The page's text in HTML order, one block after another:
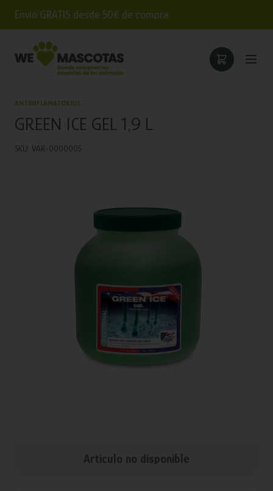
Envío GRATIS desde 50€ de compra
ANTIINFLAMATORIOS
GREEN ICE GEL 1,9 L.
SKU: VAR-0000005
Articulo no disponible